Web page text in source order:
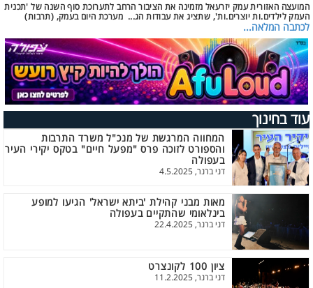
המועצה האזורית עמק יזרעאל מזמינה את הציבור הרחב לתערוכת סוף השנה של 'תכנית
העמק לילדים.ות יוצרים.ות', שתציג את עבודות הג... מערכת היום בעמק, (תרבות)
לכתבה המלאה...
עוד בחינוך
המחווה המרגשת של מנכ"ל משרד התרבות
והספורט לזוכה פרס "מפעל חיים" בטקס יקירי העיר
בעפולה
דני ברנר, 4.5.2025
מאות מבני קהילת 'ביתא ישראל' הגיעו למופע
בינלאומי שהתקיים בעפולה
דני ברנר, 22.4.2025
ציון 100 לקונצרט
דני ברנר, 11.2.2025